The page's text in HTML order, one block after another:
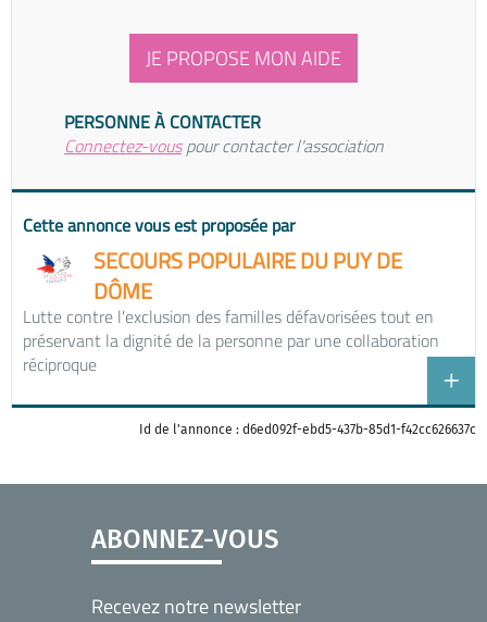
JE PROPOSE MON AIDE
PERSONNE À CONTACTER
Connectez-vouspour contacter l'association
Cette annonce vous est proposée par
SECOURS POPULAIRE DU PUY DE
DÔME
Lutte contre l'exclusion des familles défavorisées tout en
préservant la dignité de la personne par une collaboration
réciproque
Id de l'annonce : d6ed092f-ebd5-437b-85d1-f42cc626637c
ABONNEZ-VOUS
Recevez notre newsletter